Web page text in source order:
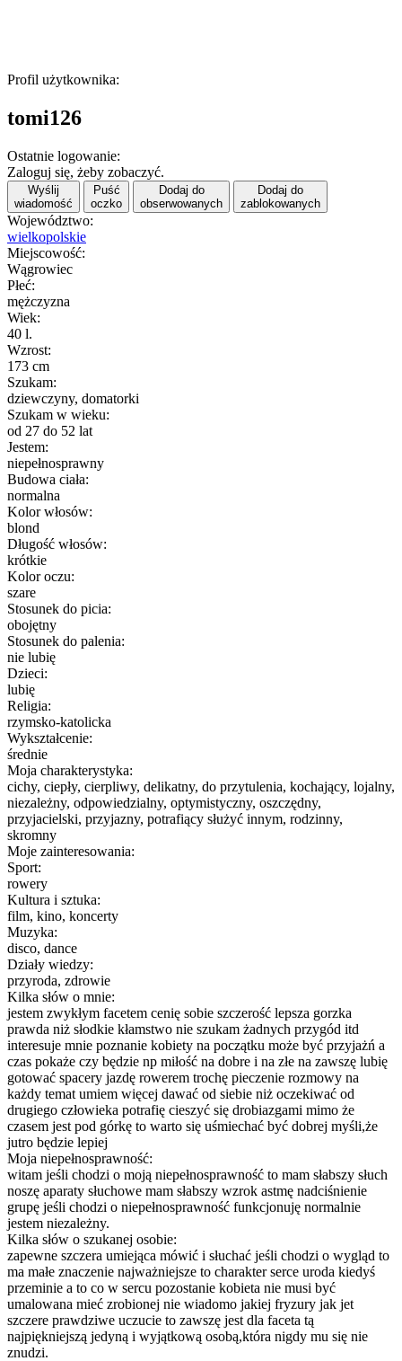
Profil użytkownika:
tomi126
Ostatnie logowanie:
Zaloguj się, żeby zobaczyć.
Wyślij
wiadomość
Puść
oczko
Dodaj do
obserwowanych
Dodaj do
zablokowanych
Województwo:
wielkopolskie
Miejscowość:
Wągrowiec
Płeć:
mężczyzna
Wiek:
40 l.
Wzrost:
173 cm
Szukam:
dziewczyny, domatorki
Szukam w wieku:
od 27 do 52 lat
Jestem:
niepełnosprawny
Budowa ciała:
normalna
Kolor włosów:
blond
Długość włosów:
krótkie
Kolor oczu:
szare
Stosunek do picia:
obojętny
Stosunek do palenia:
nie lubię
Dzieci:
lubię
Religia:
rzymsko-katolicka
Wykształcenie:
średnie
Moja charakterystyka:
cichy, ciepły, cierpliwy, delikatny, do przytulenia, kochający, lojalny,
niezależny, odpowiedzialny, optymistyczny, oszczędny,
przyjacielski, przyjazny, potrafiący służyć innym, rodzinny,
skromny
Moje zainteresowania:
Sport:
rowery
Kultura i sztuka:
film, kino, koncerty
Muzyka:
disco, dance
Działy wiedzy:
przyroda, zdrowie
Kilka słów o mnie:
jestem zwykłym facetem cenię sobie szczerość lepsza gorzka
prawda niż słodkie kłamstwo nie szukam żadnych przygód itd
interesuje mnie poznanie kobiety na początku może być przyjażń a
czas pokaże czy będzie np miłość na dobre i na złe na zawszę lubię
gotować spacery jazdę rowerem trochę pieczenie rozmowy na
każdy temat umiem więcej dawać od siebie niż oczekiwać od
drugiego człowieka potrafię cieszyć się drobiazgami mimo że
czasem jest pod górkę to warto się uśmiechać być dobrej myśli,że
jutro będzie lepiej
Moja niepełnosprawność:
witam jeśli chodzi o moją niepełnosprawność to mam słabszy słuch
noszę aparaty słuchowe mam słabszy wzrok astmę nadciśnienie
grupę jeśli chodzi o niepełnosprawność funkcjonuję normalnie
jestem niezależny.
Kilka słów o szukanej osobie:
zapewne szczera umiejąca mówić i słuchać jeśli chodzi o wygląd to
ma małe znaczenie najważniejsze to charakter serce uroda kiedyś
przeminie a to co w sercu pozostanie kobieta nie musi być
umalowana mieć zrobionej nie wiadomo jakiej fryzury jak jet
szczere prawdziwe uczucie to zawszę jest dla faceta tą
najpiękniejszą jedyną i wyjątkową osobą,która nigdy mu się nie
znudzi.